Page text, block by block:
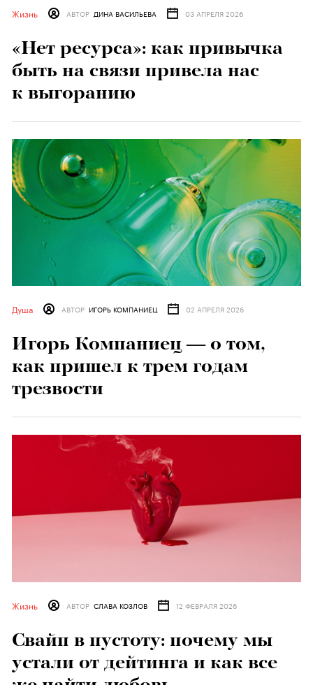
Жизнь АВТОР ДИНА ВАСИЛЬЕВА 03 АПРЕЛЯ 2026
«Нет ресурса»: как привычка
быть на связи привела нас
к выгоранию
Душа АВТОР ИГОРЬ КОМПАНИЕЦ 02 АПРЕЛЯ 2026
Игорь Компаниец — о том,
как пришел к трем годам
трезвости
Жизнь АВТОР СЛАВА КОЗЛОВ 12 ФЕВРАЛЯ 2026
Свайп в пустоту: почему мы
устали от дейтинга и как все